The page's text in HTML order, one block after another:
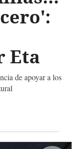
Eta
de apoyar a los